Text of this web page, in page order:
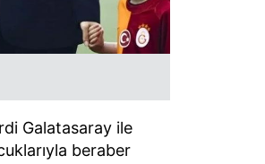
Galatasaray ile
beraber